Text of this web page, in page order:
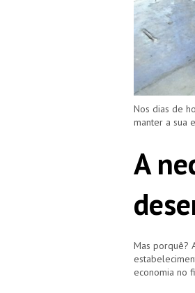
Nos dias de
manter a sua
A
Mas porquê?
economia no